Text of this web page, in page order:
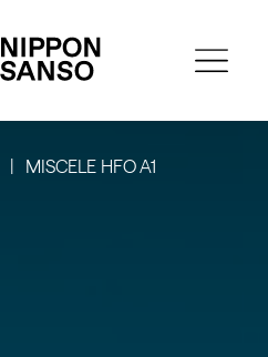
MISCELE HFO A1